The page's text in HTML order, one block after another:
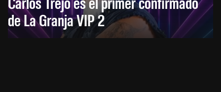
de La Granja VIP 2